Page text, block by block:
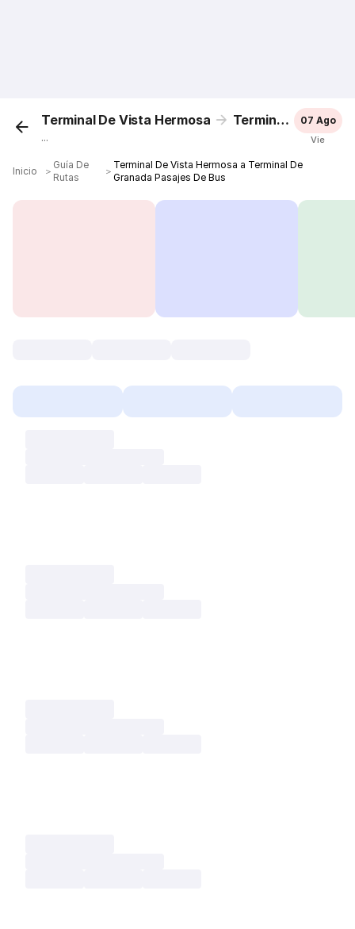
Terminal De Vista Hermosa Terminal De Granada
...
07 Ago
Vie
Inicio ＞
Guía De
Rutas
＞
Terminal De Vista Hermosa a Terminal De
Granada Pasajes De Bus